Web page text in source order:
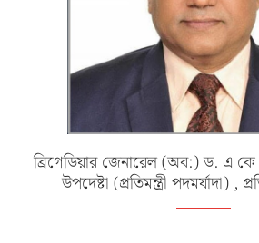
ব্রিগেডিয়ার জেনারেল (অব:) ড. এ
উপদেষ্টা (প্রতিমন্ত্রী পদমর্যাদা) ,